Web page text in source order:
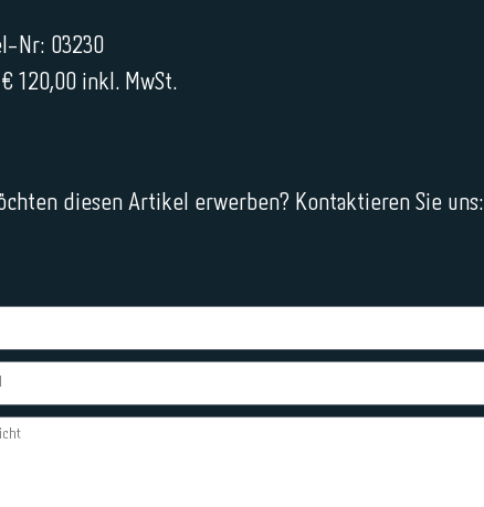
Nr: 03230
120,00 inkl. MwSt.
diesen Artikel erwerben? Kontaktieren Sie uns: